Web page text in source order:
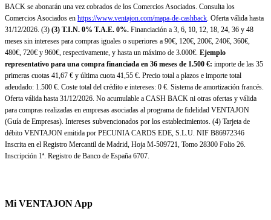
BACK se abonarán una vez cobrados de los Comercios Asociados. Consulta los
Comercios Asociados en https://www.ventajon.com/mapa-de-cashback. Oferta válida hasta
31/12/2026. (3) (3) T.I.N. 0% T.A.E. 0%. Financiación a 3, 6, 10, 12, 18, 24, 36 y 48
meses sin intereses para compras iguales o superiores a 90€, 120€, 200€, 240€, 360€,
480€, 720€ y 960€, respectivamente, y hasta un máximo de 3.000€. Ejemplo
representativo para una compra financiada en 36 meses de 1.500 €: importe de las 35
primeras cuotas 41,67 € y última cuota 41,55 €. Precio total a plazos e importe total
adeudado: 1.500 €. Coste total del crédito e intereses: 0 €. Sistema de amortización francés.
Oferta válida hasta 31/12/2026. No acumulable a CASH BACK ni otras ofertas y válida
para compras realizadas en empresas asociadas al programa de fidelidad VENTAJON
(Guía de Empresas). Intereses subvencionados por los establecimientos. (4) Tarjeta de
débito VENTAJON emitida por PECUNIA CARDS EDE, S.L.U. NIF B86972346
Inscrita en el Registro Mercantil de Madrid, Hoja M-509721, Tomo 28300 Folio 26.
Inscripción 1ª. Registro de Banco de España 6707.
Mi VENTAJON App